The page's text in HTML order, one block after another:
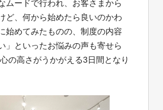
ムードで行われ、お客さまから
ど、何から始めたら良いのかわ
始めてみたものの、制度の内容
」といったお悩みの声も寄せら
の高さがうかがえる3日間となり